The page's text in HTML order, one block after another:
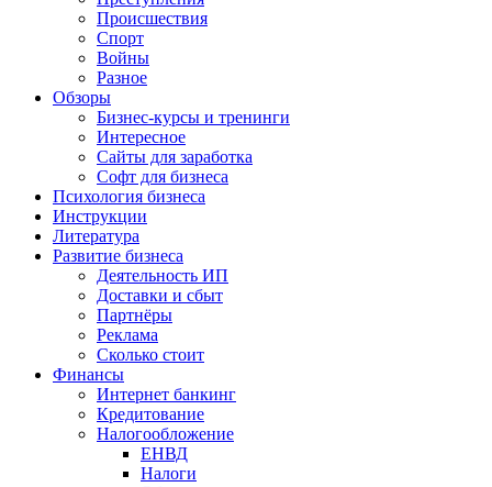
Происшествия
Спорт
Войны
Разное
Обзоры
Бизнес-курсы и тренинги
Интересное
Сайты для заработка
Софт для бизнеса
Психология бизнеса
Инструкции
Литература
Развитие бизнеса
Деятельность ИП
Доставки и сбыт
Партнёры
Реклама
Сколько стоит
Финансы
Интернет банкинг
Кредитование
Налогообложение
ЕНВД
Налоги